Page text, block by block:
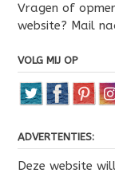
Vragen of
website? Mail
VOLG MIJ OP
ADVERTENTIES:
Deze website